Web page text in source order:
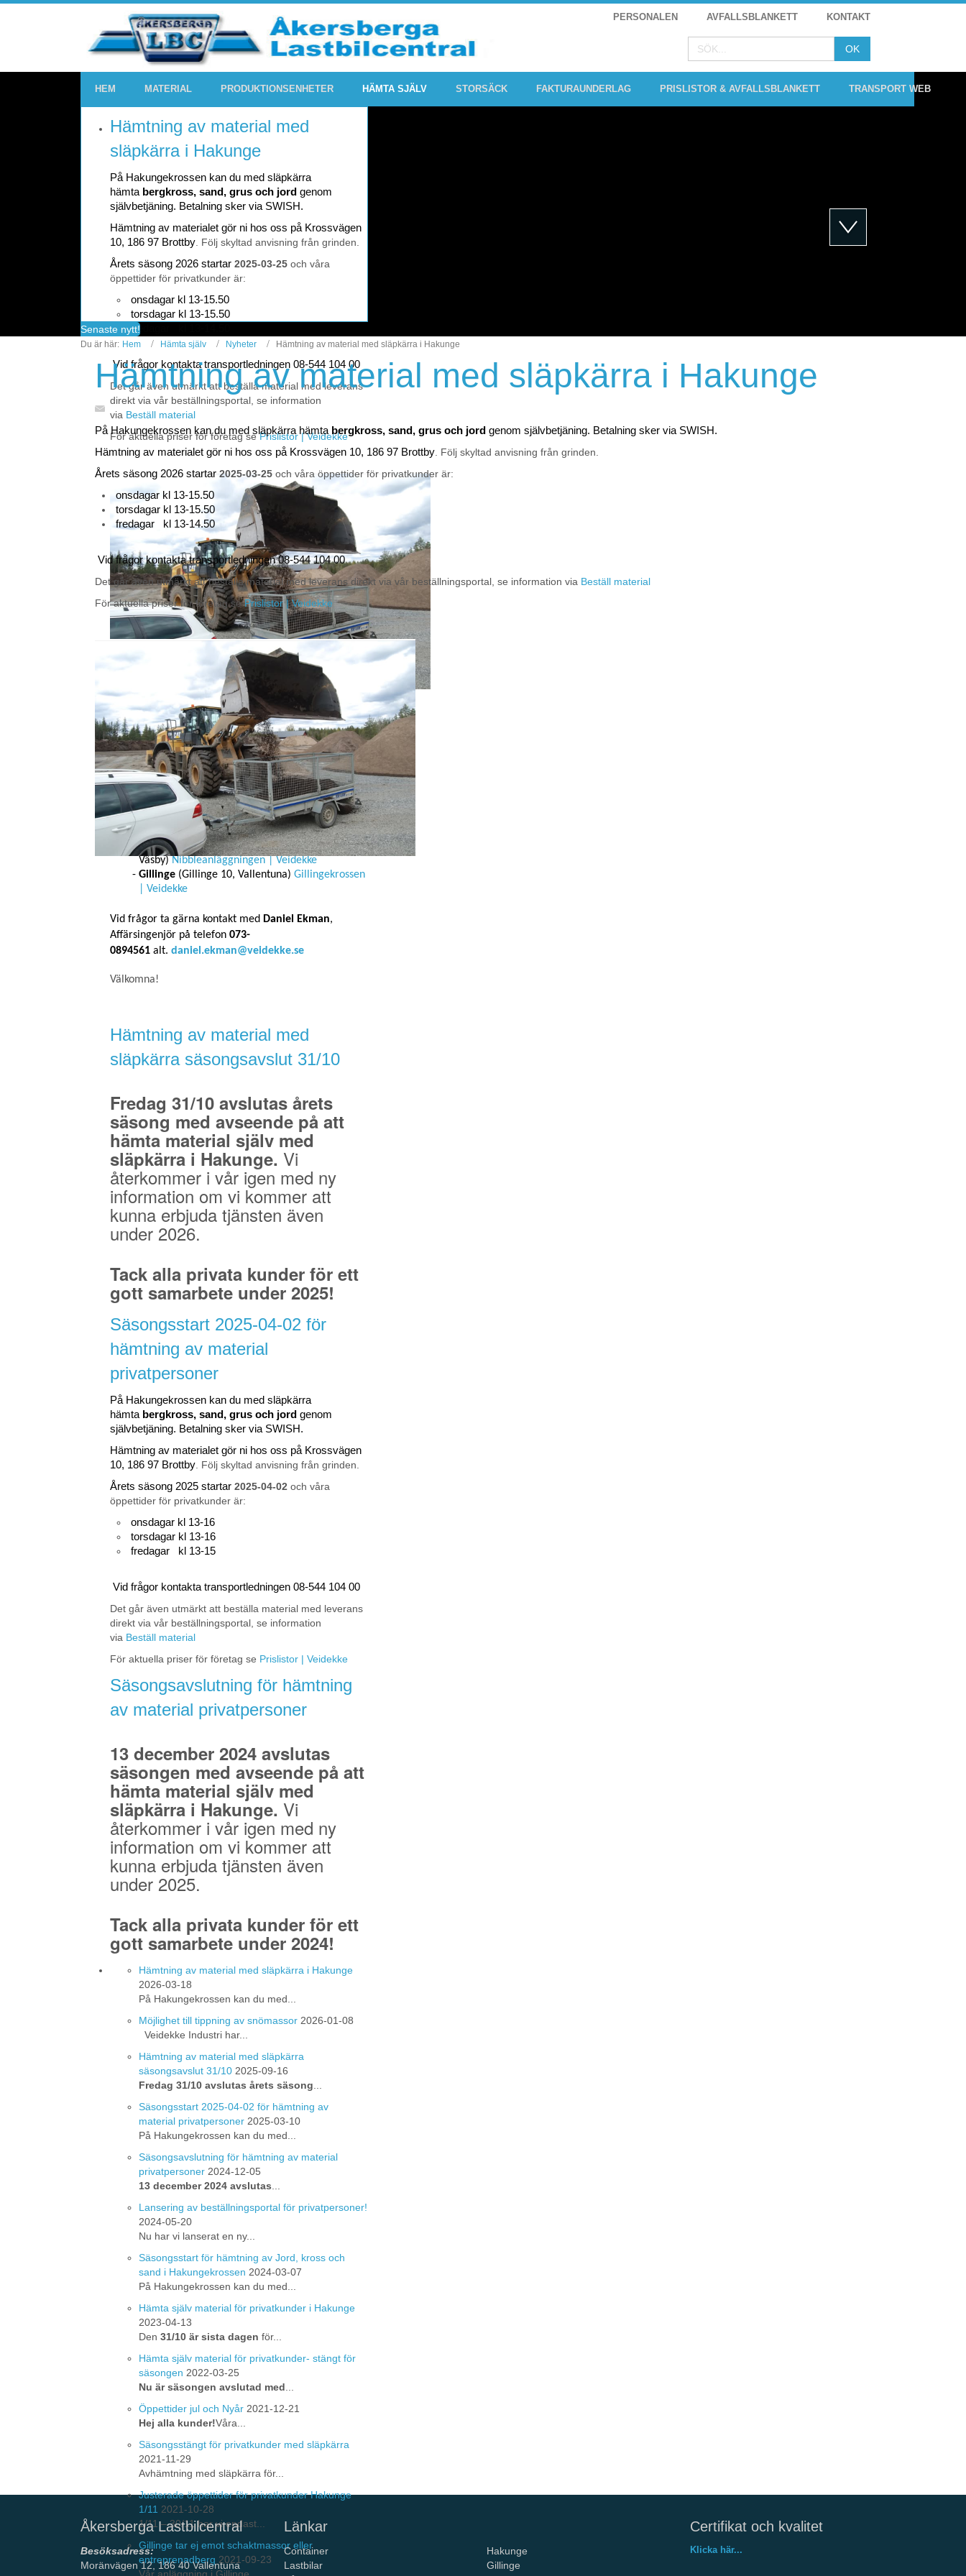
PERSONALEN AVFALLSBLANKETT KONTAKT
HEM MATERIAL PRODUKTIONSENHETER HÄMTA SJÄLV STORSÄCK FAKTURAUNDERLAG PRISLISTOR & AVFALLSBLANKETT TRANSPORT WEB
Hämtning av material med
släpkärra i Hakunge
På Hakungekrossen kan du med släpkärra
hämta bergkross, sand, grus och jord genom
självbetjäning. Betalning sker via SWISH.
Hämtning av materialet gör ni hos oss på Krossvägen
10, 186 97 Brottby . Följ skyltad anvisning från grinden.
Årets säsong 2026 startar 2025-03-25 och våra
öppettider för privatkunder är:
onsdagar kl 13-15.50
torsdagar kl 13-15.50
fredagar kl 13-14.50
Vid frågor kontakta transportledningen 08-544 104 00
Det går även utmärkt att beställa material med leverans
direkt via vår beställningsportal, se information
via Beställ material
För aktuella priser för företag sePrislistor | Veidekke
Möjlighet till tippning av
snömassor
Veidekke Industri har tillstånd att ta emot snö på
följande anläggningar:
Almnäs
(Södertälje Tveta-Valsta 4:1,
Almnäsanläggningen | Veidekke
Nibble(Vallentunavägen 113, Upplands-
Väsby) Nibbleanläggningen | Veidekke
Gillinge (Gillinge 10, Vallentuna) Gillingekrossen
| Veidekke
Vid frågor ta gärna kontakt med Daniel Ekman,
Affärsingenjör på telefon 073-
0894561 alt. daniel.ekman@veidekke.se
Välkomna!
Hämtning av material med
släpkärra säsongsavslut 31/10
Fredag 31/10 avslutas årets
säsong med avseende på att
hämta material själv med
släpkärra i Hakunge. Vi
återkommer i vår igen med ny
information om vi kommer att
kunna erbjuda tjänsten även
under 2026.
Tack alla privata kunder för ett
gott samarbete under 2025!
Säsongsstart 2025-04-02 för
hämtning av material
privatpersoner
På Hakungekrossen kan du med släpkärra
hämta bergkross, sand, grus och jord genom
självbetjäning. Betalning sker via SWISH.
Hämtning av materialet gör ni hos oss på Krossvägen
10, 186 97 Brottby . Följ skyltad anvisning från grinden.
Årets säsong 2025 startar 2025-04-02 och våra
öppettider för privatkunder är:
onsdagar kl 13-16
torsdagar kl 13-16
fredagar kl 13-15
Vid frågor kontakta transportledningen 08-544 104 00
Det går även utmärkt att beställa material med leverans
direkt via vår beställningsportal, se information
via Beställ material
För aktuella priser för företag se Prislistor | Veidekke
Säsongsavslutning för hämtning
av material privatpersoner
13 december 2024 avslutas
säsongen med avseende på att
hämta material själv med
släpkärra i Hakunge. Vi
återkommer i vår igen med ny
information om vi kommer att
kunna erbjuda tjänsten även
under 2025.
Tack alla privata kunder för ett
gott samarbete under 2024!
Hämtning av material med släpkärra i Hakunge
2026-03-18
På Hakungekrossen kan du med...
Möjlighet till tippning av snömassor 2026-01-08
Veidekke Industri har...
Hämtning av material med släpkärra
säsongsavslut 31/10 2025-09-16
Fredag 31/10 avslutas årets säsong
Säsongsstart 2025-04-02 för hämtning av
material privatpersoner 2025-03-10
På Hakungekrossen kan du med...
Säsongsavslutning för hämtning av material
privatpersoner 2024-12-05
13 december 2024 avslutas
Lansering av beställningsportal för privatpersoner!
2024-05-20
Nu har vi lanserat en ny...
Säsongsstart för hämtning av Jord, kross och
sand i Hakungekrossen 2024-03-07
På Hakungekrossen kan du med...
Hämta själv material för privatkunder i Hakunge
2023-04-13
Den 31/10 är sista dagen för...
Hämta själv material för privatkunder- stängt för
säsongen 2022-03-25
Nu är säsongen avslutad med
Öppettider jul och Nyår 2021-12-21
Hej alla kunder!Våra...
Säsongsstängt för privatkunder med släpkärra
2021-11-29
Avhämtning med släpkärra för...
Justerade öppettider för privatkunder Hakunge
1/11 2021-10-28
1/11 – 30/11 har vi endast...
Gillinge tar ej emot schaktmassor eller
entreprenadberg 2021-09-23
Senaste nytt!
Du är här: Hem Hämta själv Nyheter Hämtning av material med släpkärra i Hakunge
Hämtning av material med släpkärra i Hakunge
På Hakungekrossen kan du med släpkärra hämta bergkross, sand, grus och jord genom självbetjäning. Betalning sker via SWISH.
Hämtning av materialet gör ni hos oss på Krossvägen 10, 186 97 Brottby . Följ skyltad anvisning från grinden.
Årets säsong 2026 startar2025-03-25 och våra öppettider för privatkunder är:
onsdagar kl 13-15.50
torsdagar kl 13-15.50
fredagar kl 13-14.50
Vid frågor kontakta transportledningen 08-544 104 00
Det går även utmärkt att beställa material med leverans direkt via vår beställningsportal, se information via Beställ material
För aktuella priser för företag sePrislistor | Veidekke
Åkersberga Lastbilcentral
Besöksadress:
Moränvägen 12, 186 40 Vallentuna
Länkar
Container
Lastbilar
Hakunge
Gillinge
Certifikat och kvalitet
Klicka här...